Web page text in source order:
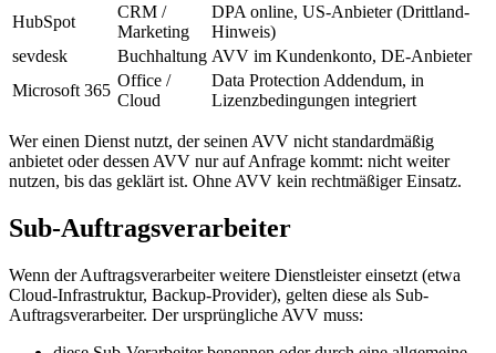
HubSpot
CRM /
Marketing
DPA online, US-Anbieter (Drittland-
Hinweis)
sevdesk
Buchhaltung AVV im Kundenkonto, DE-Anbieter
Microsoft 365
Office /
Cloud
Data Protection Addendum, in
Lizenzbedingungen integriert
Wer einen Dienst nutzt, der seinen AVV nicht standardmäßig
anbietet oder dessen AVV nur auf Anfrage kommt: nicht weiter
nutzen, bis das geklärt ist. Ohne AVV kein rechtmäßiger Einsatz.
Sub-Auftragsverarbeiter
Wenn der Auftragsverarbeiter weitere Dienstleister einsetzt (etwa
Cloud-Infrastruktur, Backup-Provider), gelten diese als Sub-
Auftragsverarbeiter. Der ursprüngliche AVV muss: